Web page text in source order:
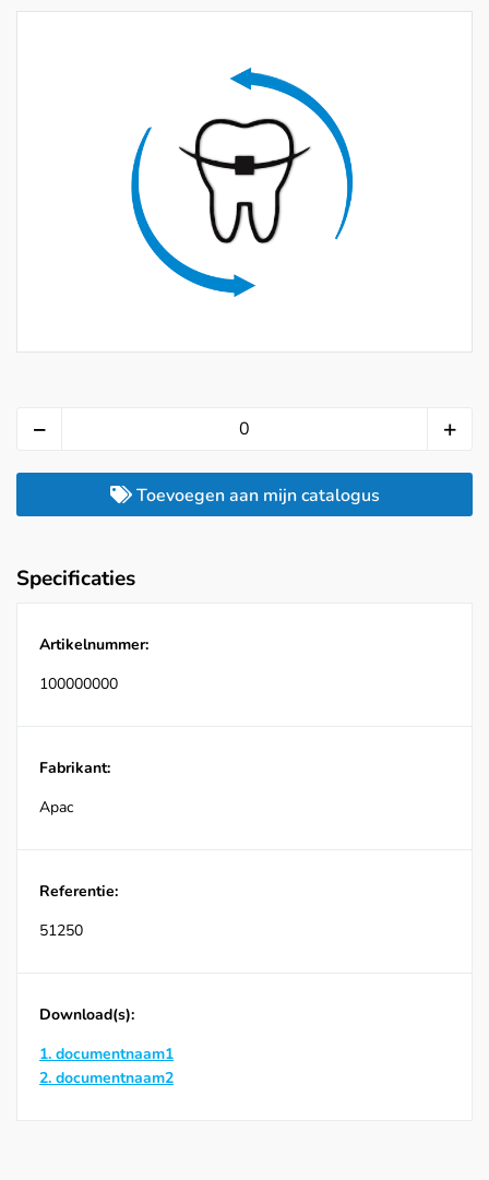
Toevoegen aan mijn catalogus
Specificaties
Artikelnummer:
100000000
Fabrikant:
Apac
Referentie:
51250
Download(s):
1. documentnaam1
2. documentnaam2